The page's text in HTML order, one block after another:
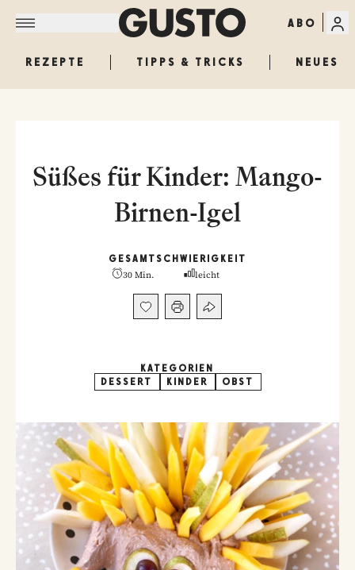
ABO
REZEPTE TIPPS & TRICKS NEUES
Süßes für Kinder: Mango-
Birnen-Igel
GESAMT
30 Min.
SCHWIERIGKEIT
leicht
KATEGORIEN
DESSERT
KINDER OBST